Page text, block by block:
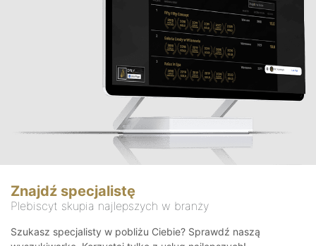
Znajdź specjalistę
Plebiscyt skupia najlepszych w branży
Szukasz specjalisty w pobliżu Ciebie? Sprawdź naszą